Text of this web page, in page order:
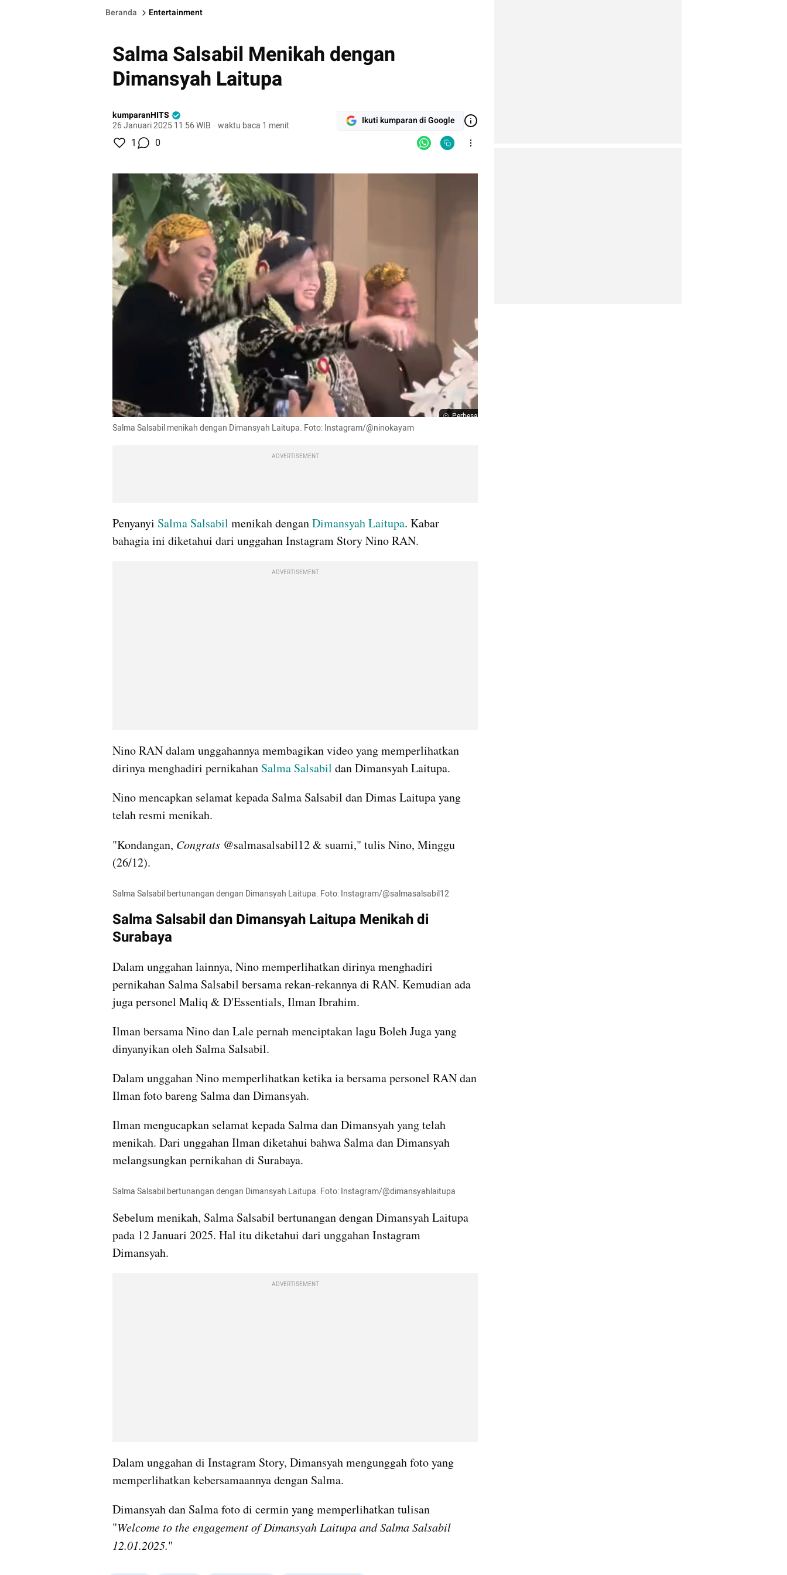
Beranda Entertainment
Salma Salsabil Menikah dengan
Dimansyah Laitupa
kumparanHITS
26 Januari 2025 11:56 WIB · waktu baca 1 menit Ikuti kumparan di Google
1 0
Perbesar
Salma Salsabil menikah dengan Dimansyah Laitupa. Foto: Instagram/@ninokayam
ADVERTISEMENT
Penyanyi Salma Salsabil menikah dengan Dimansyah Laitupa. Kabar
bahagia ini diketahui dari unggahan Instagram Story Nino RAN.
ADVERTISEMENT
Nino RAN dalam unggahannya membagikan video yang memperlihatkan
dirinya menghadiri pernikahan Salma Salsabil dan Dimansyah Laitupa.
Nino mencapkan selamat kepada Salma Salsabil dan Dimas Laitupa yang
telah resmi menikah.
"Kondangan, Congrats @salmasalsabil12 & suami," tulis Nino, Minggu
(26/12).
Salma Salsabil bertunangan dengan Dimansyah Laitupa. Foto: Instagram/@salmasalsabil12
Salma Salsabil dan Dimansyah Laitupa Menikah di
Surabaya
Dalam unggahan lainnya, Nino memperlihatkan dirinya menghadiri
pernikahan Salma Salsabil bersama rekan-rekannya di RAN. Kemudian ada
juga personel Maliq & D'Essentials, Ilman Ibrahim.
Ilman bersama Nino dan Lale pernah menciptakan lagu Boleh Juga yang
dinyanyikan oleh Salma Salsabil.
Dalam unggahan Nino memperlihatkan ketika ia bersama personel RAN dan
Ilman foto bareng Salma dan Dimansyah.
Ilman mengucapkan selamat kepada Salma dan Dimansyah yang telah
menikah. Dari unggahan Ilman diketahui bahwa Salma dan Dimansyah
melangsungkan pernikahan di Surabaya.
Salma Salsabil bertunangan dengan Dimansyah Laitupa. Foto: Instagram/@dimansyahlaitupa
Sebelum menikah, Salma Salsabil bertunangan dengan Dimansyah Laitupa
pada 12 Januari 2025. Hal itu diketahui dari unggahan Instagram
Dimansyah.
ADVERTISEMENT
Dalam unggahan di Instagram Story, Dimansyah mengunggah foto yang
memperlihatkan kebersamaannya dengan Salma.
Dimansyah dan Salma foto di cermin yang memperlihatkan tulisan
"Welcome to the engagement of Dimansyah Laitupa and Salma Salsabil
12.01.2025."